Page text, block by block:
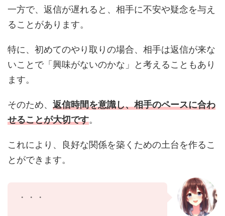
一方で、返信が遅れると、相手に不安や疑念を与え
ることがあります。
特に、初めてのやり取りの場合、相手は返信が来な
いことで「興味がないのかな」と考えることもあり
ます。
そのため、 返信時間を意識し、相手のペースに合わ
せることが大切です
これにより、良好な関係を築くための土台を作るこ
とができます。
・・・